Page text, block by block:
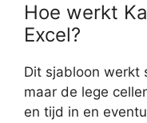
Hoe werkt
Excel?
Dit sjabloon werkt
maar de lege
en tijd in en